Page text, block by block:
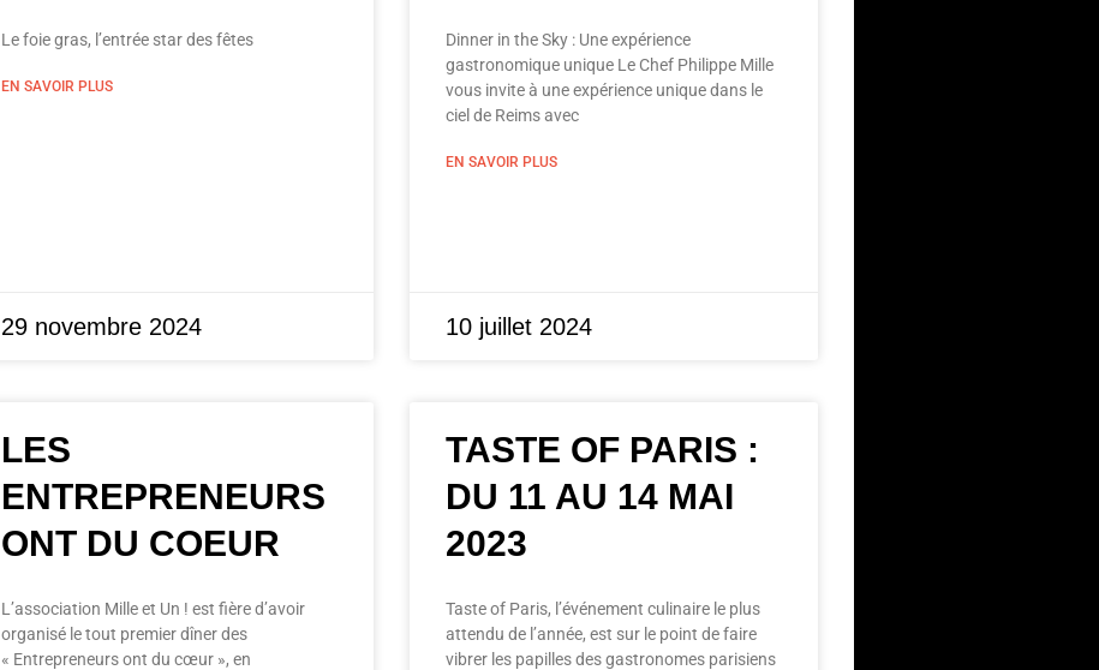
Le foie gras, l’entrée star des fêtes
EN SAVOIR PLUS
29 novembre 2024
Dinner in the Sky : Une expérience
gastronomique unique Le Chef Philippe Mille
vous invite à une expérience unique dans le
ciel de Reims avec
EN SAVOIR PLUS
10 juillet 2024
LES
ENTREPRENEURS
ONT DU COEUR
L’association Mille et Un ! est fière d’avoir
organisé le tout premier dîner des
« Entrepreneurs ont du cœur », en
TASTE OF PARIS :
DU 11 AU 14 MAI
2023
Taste of Paris, l’événement culinaire le plus
attendu de l’année, est sur le point de faire
vibrer les papilles des gastronomes parisiens